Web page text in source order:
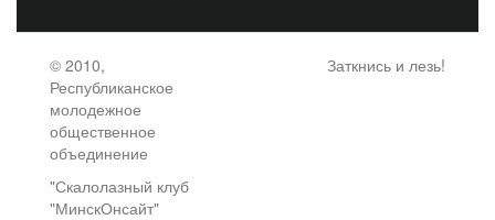
© 2010,
Республиканское
молодежное
общественное
объединение
"Скалолазный клуб
"МинскОнсайт"
Заткнись и лезь!